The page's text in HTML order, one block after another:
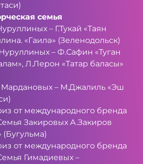
семья
– Г.Тукай «Таян
«Гаилә» (Зеленодольск)
– Ф.Сафин «Туган
Л.Лерон «Татар баласы»
Мардановых – М.Джалиль «Эш
от международного бренда
Закировых А.Закиров
от международного бренда
Гимадиевых –